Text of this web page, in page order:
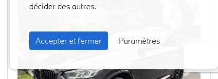
Previous Next
décider des autres.
Accepter et fermer Paramètres